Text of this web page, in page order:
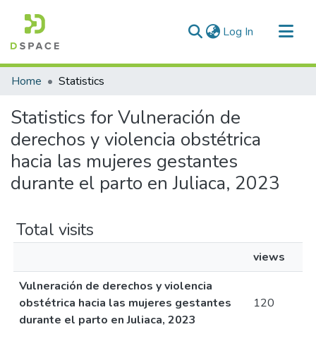
Log In (current)
Communities & Collections
Home Statistics
Statistics for Vulneración de
derechos y violencia obstétrica
hacia las mujeres gestantes
durante el parto en Juliaca, 2023
Total visits
views
Vulneración de derechos y violencia
obstétrica hacia las mujeres gestantes
durante el parto en Juliaca, 2023
120